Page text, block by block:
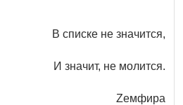
В списке не значится,
И значит, не молится.
Zемфира